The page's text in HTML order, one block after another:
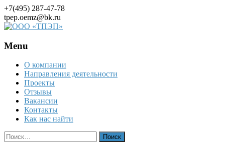
+7(495) 287-47-78
tpep.oemz@bk.ru
Menu
Skip
content
О компании
Направления деятельности
Проекты
Отзывы
Вакансии
Контакты
Как нас найти
Найти: